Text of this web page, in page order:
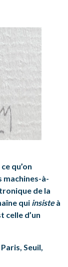
qu’on
machines-à-
de la
qui insiste à
celle d’un
Paris, Seuil,